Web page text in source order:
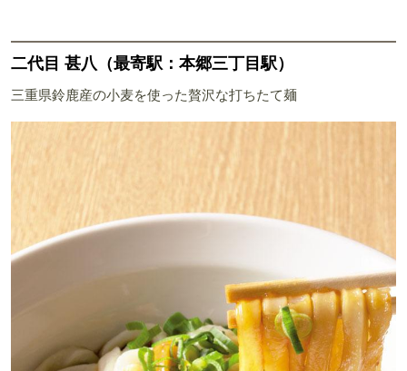
二代目 甚八（最寄駅：本郷三丁目駅）
三重県鈴鹿産の小麦を使った贅沢な打ちたて麺